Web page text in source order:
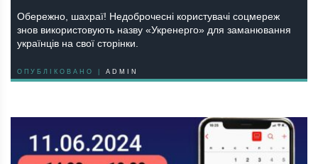
Обережно, шахраї! Недоброчесні користувачі соцмереж
знов використовують назву «Укренерго» для заманювання
українців на свої сторінки.
ОПУБЛІКОВАНО | ADMIN